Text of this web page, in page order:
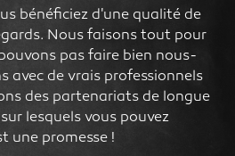
bénéficiez d'une qualité de
Nous faisons tout pour
pas faire bien nous-
avec de vrais professionnels
des partenariats de longue
lesquels vous pouvez
une promesse !